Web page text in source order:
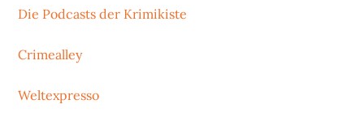
Die Podcasts der Krimikiste
Crimealley
Weltexpresso